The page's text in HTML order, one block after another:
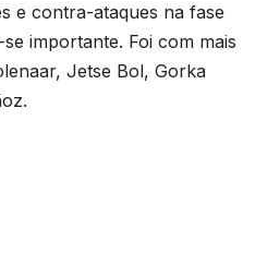
e contra-ataques na fase
importante. Foi com mais
Jetse Bol, Gorka